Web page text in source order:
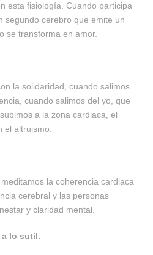
esta fisiología. Cuando participa
segundo cerebro que emite un
se transforma en amor.
la solidaridad, cuando salimos
cuando salimos del yo, que
a la zona cardiaca, el
el altruismo.
la coherencia cardiaca
cerebral y las personas
y claridad mental.
lo sutil.